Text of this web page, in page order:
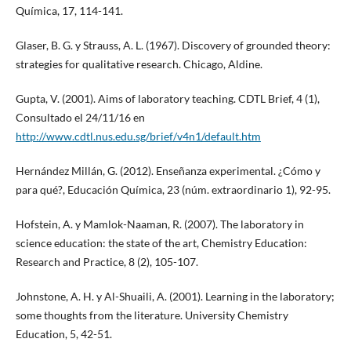
Química, 17, 114-141.
Glaser, B. G. y Strauss, A. L. (1967). Discovery of grounded theory:
strategies for qualitative research. Chicago, Aldine.
Gupta, V. (2001). Aims of laboratory teaching. CDTL Brief, 4 (1),
Consultado el 24/11/16 en
http://www.cdtl.nus.edu.sg/brief/v4n1/default.htm
Hernández Millán, G. (2012). Enseñanza experimental. ¿Cómo y
para qué?, Educación Química, 23 (núm. extraordinario 1), 92-95.
Hofstein, A. y Mamlok-Naaman, R. (2007). The laboratory in
science education: the state of the art, Chemistry Education:
Research and Practice, 8 (2), 105-107.
Johnstone, A. H. y Al-Shuaili, A. (2001). Learning in the laboratory;
some thoughts from the literature. University Chemistry
Education, 5, 42-51.